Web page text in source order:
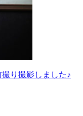
撮り撮影しました♪